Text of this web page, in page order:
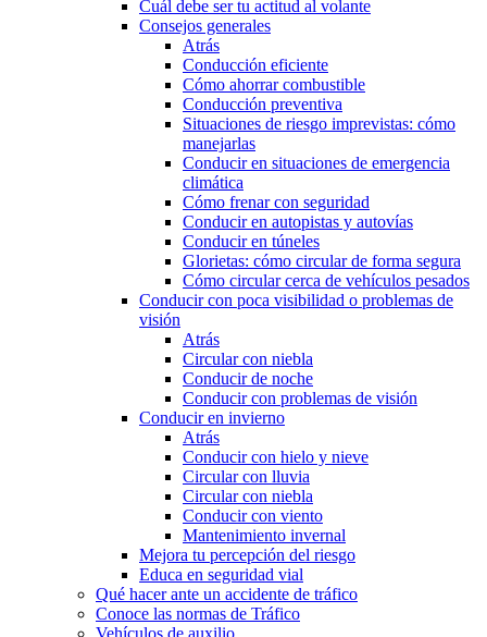
Cuál debe ser tu actitud al volante
Consejos generales
Atrás
Conducción eficiente
Cómo ahorrar combustible
Conducción preventiva
Situaciones de riesgo imprevistas: cómo
manejarlas
Conducir en situaciones de emergencia
climática
Cómo frenar con seguridad
Conducir en autopistas y autovías
Conducir en túneles
Glorietas: cómo circular de forma segura
Cómo circular cerca de vehículos pesados
Conducir con poca visibilidad o problemas de
visión
Atrás
Circular con niebla
Conducir de noche
Conducir con problemas de visión
Conducir en invierno
Atrás
Conducir con hielo y nieve
Circular con lluvia
Circular con niebla
Conducir con viento
Mantenimiento invernal
Mejora tu percepción del riesgo
Educa en seguridad vial
Qué hacer ante un accidente de tráfico
Conoce las normas de Tráfico